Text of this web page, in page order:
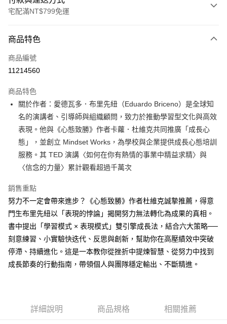
宅配滿NT$799免運
信用卡一次付款
LINE Pay
街口支付
悠遊付
ATM付款
運送方式
每筆NT$70，滿NT$799(含以上)免運費
離島宅配
每筆NT$200，滿NT$99,999(含以上)免運費
商品特色
商品編號
11214560
商品特色
關於作者：愛德瓦多．布里先紐（Eduardo Briceno）是全球知
名的演講者、引導師與組織顧問，致力於推動學習型文化與高效
表現。他與《心態致勝》作者卡蘿．杜維克共同推廣「成長心
態」，並創立 Mindset Works，為學校與企業提供成長心態培訓
服務。其 TED 演講〈如何在你有熱情的事業中精益求精〉與
〈信念的力量〉累計觀看超過千萬次
銷售重點
努力不一定會帶來進步？《心態致勝》作者杜維克誠摯推薦，得意
門生布里先紐以「表現的悖論」揭開努力無法轉化為成果的真相。
書中提出「學習模式 × 表現模式」雙引擎成長法，結合六大策略──
刻意練習、小實驗快迭代、反思與創新，幫助你在高壓績效中突破
停滯、持續進化。這是一本教你從挫折中提煉智慧、從努力中找到
成長節奏的行動指南，帶領個人與團隊穩定輸出、不斷精進。
詳細說明 商品規格 相關推薦